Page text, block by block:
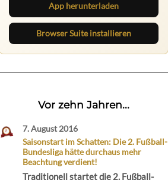
App herunterladen
Browser Suite installieren
Vor zehn Jahren...
7. August 2016
Saisonstart im Schatten: Die 2. Fußball-
Bundesliga hätte durchaus mehr
Beachtung verdient!
Traditionell startet die 2. Fußball-